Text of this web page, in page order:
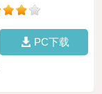
PC下载